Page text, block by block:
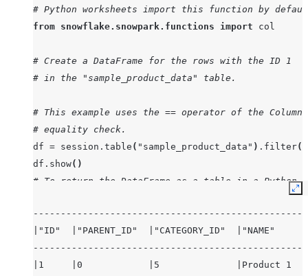
# Python worksheets import this function by
from snowflake.snowpark.functions import col
# Create a DataFrame for the rows with the ID 1
# in the "sample_product_data" table.
# This example uses the == operator of the
# equality check.
df = session . table ( "sample_product_data" ) . filter(
df . show()
# To return the DataFrame as a table in a Python
|"ID"  |"PARENT_ID"  |"CATEGORY_ID"  |"NAME"
|1     |0            |5              |Product 1